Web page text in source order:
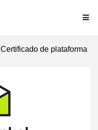
Certificado de plataforma